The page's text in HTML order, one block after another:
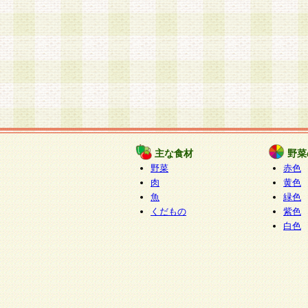
主な食材
野菜
肉
魚
くだもの
野
赤色
黄色
緑色
紫色
白色